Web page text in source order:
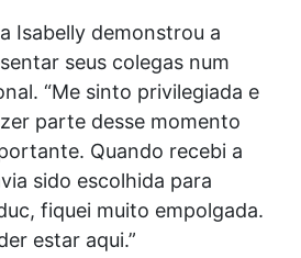
Isabelly demonstrou a
seus colegas num
“Me sinto privilegiada e
parte desse momento
Quando recebi a
sido escolhida para
fiquei muito empolgada.
estar aqui.”